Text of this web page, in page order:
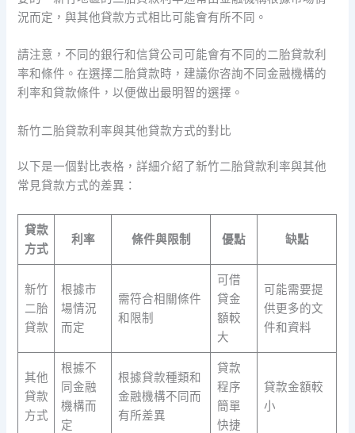
況而定，與其他貸款方式相比可能會有所不同。
請注意，不同的銀行和信貸公司可能會有不同的二胎貸款利
率和條件。在選擇二胎貸款時，建議你咨詢不同金融機構的
利率和貸款條件，以便做出最明智的選擇。
新竹二胎貸款利率與其他貸款方式的對比
以下是一個對比表格，詳細介紹了新竹二胎貸款利率與其他
常見貸款方式的差異：
貸款
方式
利率 條件與限制 優點 缺點
新竹
二胎
貸款
根據市
場情況
而定
需符合相關條件
和限制
可借
貸金
額較
大
可能需要提
供更多的文
件和資料
其他
貸款
方式
根據不
同金融
機構而
定
根據貸款種類和
金融機構不同而
有所差異
貸款
程序
簡單
快捷
貸款金額較
小